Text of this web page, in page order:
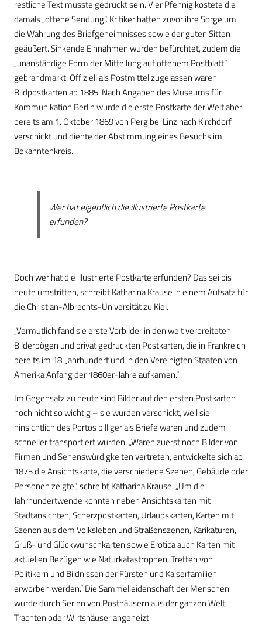
restliche Text musste gedruckt sein. Vier Pfennig kostete die
damals „offene Sendung“. Kritiker hatten zuvor ihre Sorge um
die Wahrung des Briefgeheimnisses sowie der guten Sitten
geäußert. Sinkende Einnahmen wurden befürchtet, zudem die
„unanständige Form der Mitteilung auf offenem Postblatt“
gebrandmarkt. Offiziell als Postmittel zugelassen waren
Bildpostkarten ab 1885. Nach Angaben des Museums für
Kommunikation Berlin wurde die erste Postkarte der Welt aber
bereits am 1. Oktober 1869 von Perg bei Linz nach Kirchdorf
verschickt und diente der Abstimmung eines Besuchs im
Bekanntenkreis.
Wer hat eigentlich die illustrierte Postkarte
erfunden?
Doch wer hat die illustrierte Postkarte erfunden? Das sei bis
heute umstritten, schreibt Katharina Krause in einem Aufsatz für
die Christian-Albrechts-Universität zu Kiel.
„Vermutlich fand sie erste Vorbilder in den weit verbreiteten
Bilderbögen und privat gedruckten Postkarten, die in Frankreich
bereits im 18. Jahrhundert und in den Vereinigten Staaten von
Amerika Anfang der 1860er-Jahre aufkamen.“
Im Gegensatz zu heute sind Bilder auf den ersten Postkarten
noch nicht so wichtig – sie wurden verschickt, weil sie
hinsichtlich des Portos billiger als Briefe waren und zudem
schneller transportiert wurden. „Waren zuerst noch Bilder von
Firmen und Sehenswürdigkeiten vertreten, entwickelte sich ab
1875 die Ansichtskarte, die verschiedene Szenen, Gebäude oder
Personen zeigte“, schreibt Katharina Krause. „Um die
Jahrhundertwende konnten neben Ansichtskarten mit
Stadtansichten, Scherzpostkarten, Urlaubskarten, Karten mit
Szenen aus dem Volksleben und Straßenszenen, Karikaturen,
Gruß- und Glückwunschkarten sowie Erotica auch Karten mit
aktuellen Bezügen wie Naturkatastrophen, Treffen von
Politikern und Bildnissen der Fürsten und Kaiserfamilien
erworben werden.“ Die Sammelleidenschaft der Menschen
wurde durch Serien von Posthäusern aus der ganzen Welt,
Trachten oder Wirtshäuser angeheizt.